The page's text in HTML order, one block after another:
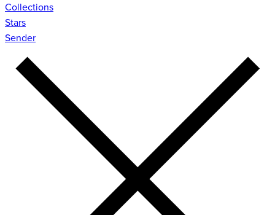
Collections
Stars
Sender